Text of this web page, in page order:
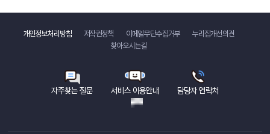
개인정보처리방침 저작권정책 이메일무단수집거부
누리집개선의견
찾아오시는길
자주찾는 질문 서비스 이용안내 담당자 연락처